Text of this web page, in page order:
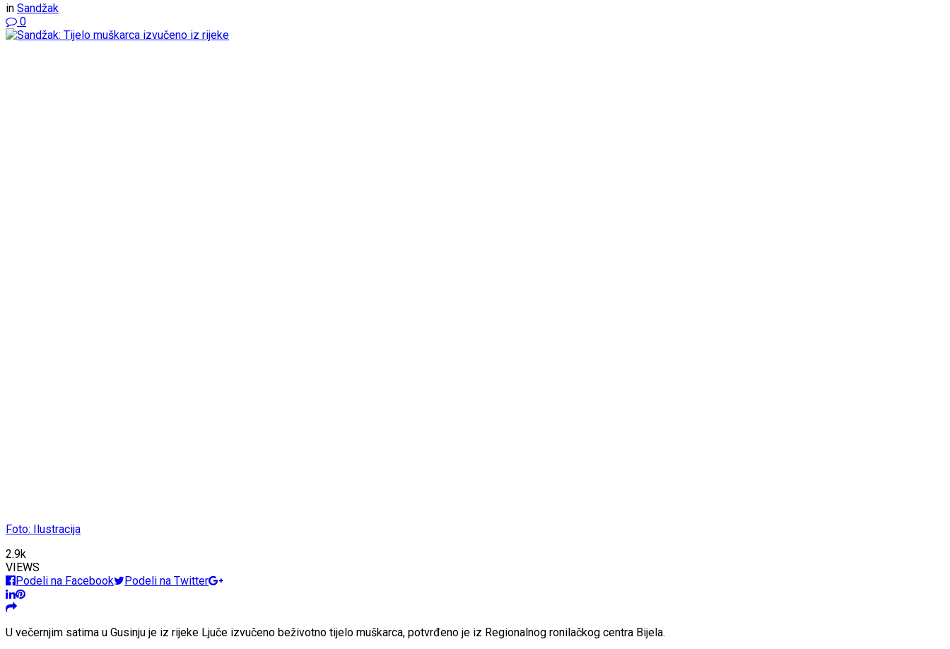
in Sandžak
0
Foto: Ilustracija
2.9k
VIEWS
Podeli na Facebook
Podeli na Twitter
U večernjim satima u Gusinju je iz rijeke Ljuče izvučeno beživotno tijelo muškarca, potvrđeno je iz Regionalnog ronilačkog centra Bijela.